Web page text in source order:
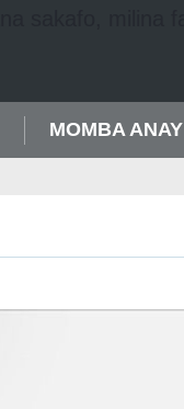
MOMBA ANAY